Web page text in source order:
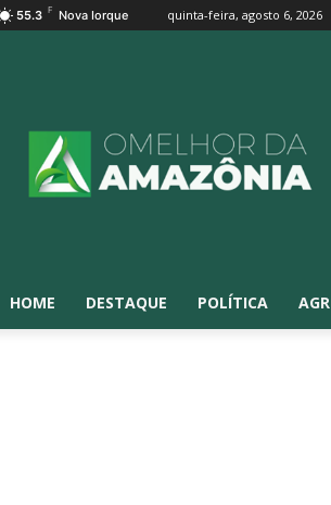
55.3 F Nova Iorque quinta-feira, agosto 6, 2026
HOME DESTAQUE POLÍTICA